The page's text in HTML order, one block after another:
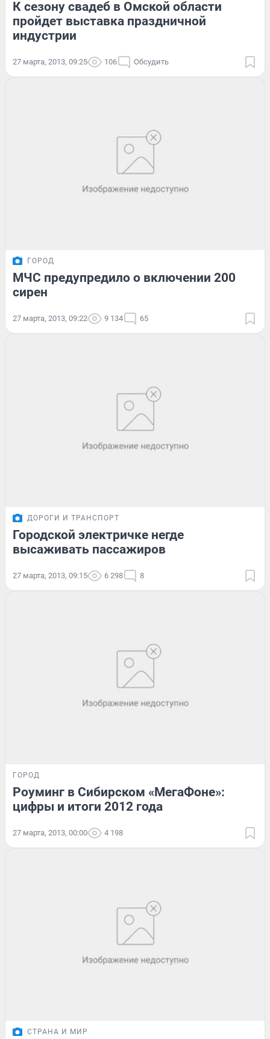
К сезону свадеб в Омской области
пройдет выставка праздничной
индустрии
27 марта, 2013, 09:25 106 Обсудить
ГОРОД
МЧС предупредило о включении 200
сирен
27 марта, 2013, 09:22 9 134 65
ДОРОГИ И ТРАНСПОРТ
Городской электричке негде
высаживать пассажиров
27 марта, 2013, 09:15 6 298 8
ГОРОД
Роуминг в Сибирском «МегаФоне»:
цифры и итоги 2012 года
27 марта, 2013, 00:00 4 198
СТРАНА И МИР